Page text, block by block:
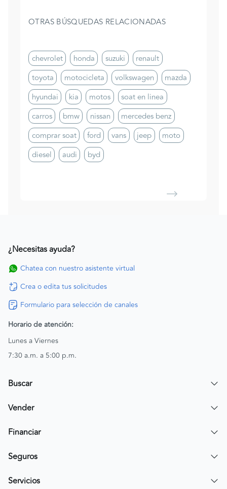
OTRAS BÚSQUEDAS RELACIONADAS
chevrolet honda suzuki
renault
toyota
motocicleta volkswagen
mazda
hyundai
kia motos
soat en linea
carros
bmw nissan
mercedes benz
comprar soat
ford vans jeep
moto
diesel
audi byd
¿Necesitas ayuda?
Chatea con nuestro asistente virtual
Crea o edita tus solicitudes
Formulario para selección de canales
Horario de atención:
Lunes a Viernes
7:30 a.m. a 5:00 p.m.
Buscar
Encuentra un carro
Vender
Publicar mi vehículo
Financiar
Simular crédito
Seguros
Compra tu SOAT
Servicios